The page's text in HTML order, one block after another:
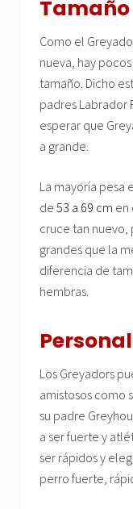
Tamaño
Como el
nueva, hay
tamaño. Dicho
padres Labrador
esperar que
a grande.
La mayoría pesa
de 53 a 69 cm en
cruce tan nuevo,
grandes que la
diferencia de
hembras.
Los Greyadors
amistosos como
su padre
a ser fuerte y
ser rápidos y
perro fuerte,